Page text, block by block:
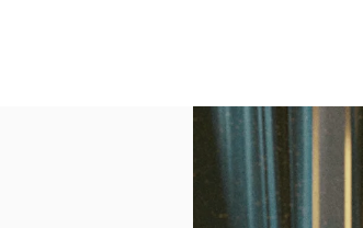
Bilde av arrangement